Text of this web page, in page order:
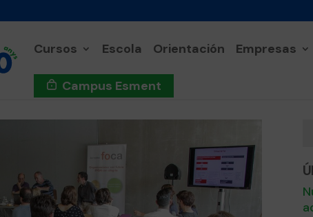
Cursos Escola Orientación Empresas
Campus Esment